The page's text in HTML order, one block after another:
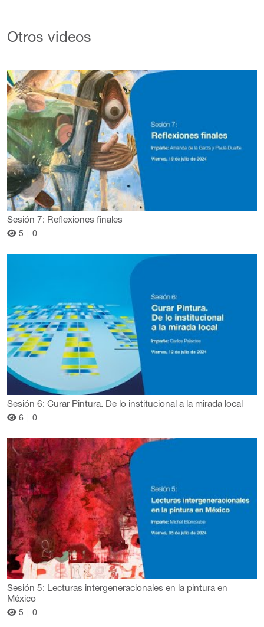
Otros videos
Sesión 7: Reflexiones finales
5 | 0
Sesión 6: Curar Pintura. De lo institucional a la mirada local
6 | 0
Sesión 5: Lecturas intergeneracionales en la pintura en
México
5 | 0